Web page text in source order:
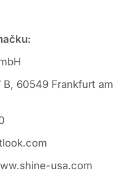
B, 60549 Frankfurt am
usa.com